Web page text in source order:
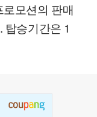
모션의 판매
탑승기간은 1